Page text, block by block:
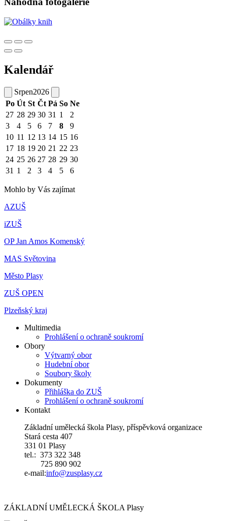
Kalendář
Srpen2026
Po Út St Čt Pá So Ne
27 28 29 30 31 1
2
3
4 5 6 7 8
9
10 11 12 13 14 15 16
17 18 19 20 21 22 23
24 25 26 27 28 29 30
31 1 2 3 4 5 6
Mohlo by Vás zajímat
AZUŠ
iZUŠ
OP Jan Amos Komenský
MAS Světovina
Město Plasy
ZUŠ OPEN
Plzeňský kraj
Multimedia
Prohlášení o ochraně soukromí
Obory
Výtvarný obor
Hudební obor
Soubory školy
Dokumenty
Přihláška do ZUŠ
Prohlášení o ochraně soukromí
Kontakt
Základní umělecká škola Plasy, příspěvková organizace
Stará cesta 407
331 01 Plasy
tel.: 373 322 348
725 890 902
e-mail:info@zusplasy.cz
ZÁKLADNÍ UMĚLECKÁ ŠKOLA Plasy